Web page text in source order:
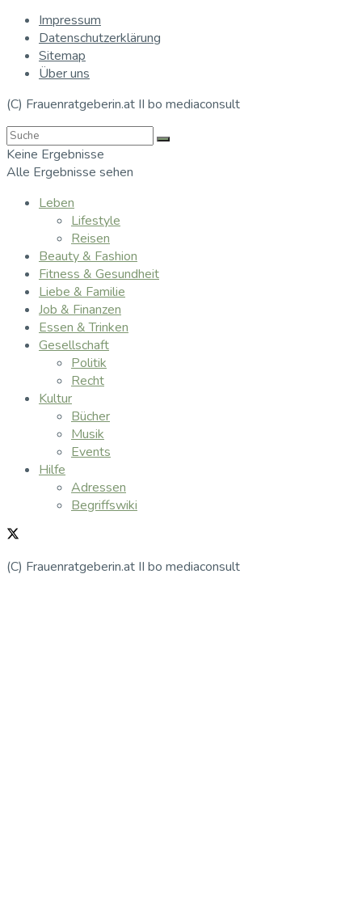
Impressum
Datenschutzerklärung
Sitemap
Über uns
(C) Frauenratgeberin.at II bo mediaconsult
Keine Ergebnisse
Alle Ergebnisse sehen
Leben
Lifestyle
Reisen
Beauty & Fashion
Fitness & Gesundheit
Liebe & Familie
Job & Finanzen
Essen & Trinken
Gesellschaft
Politik
Recht
Kultur
Bücher
Musik
Events
Hilfe
Adressen
Begriffswiki
(C) Frauenratgeberin.at II bo mediaconsult